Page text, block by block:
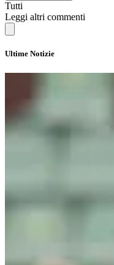
Tutti
Leggi altri commenti
Ultime Notizie